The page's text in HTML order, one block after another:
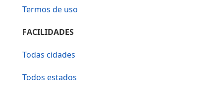
Termos de uso
FACILIDADES
Todas cidades
Todos estados